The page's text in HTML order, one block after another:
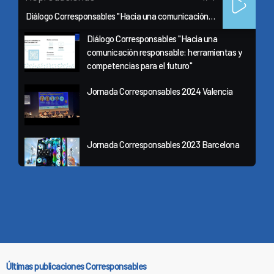
Diálogo Corresponsables "Hacia una comunicación responsable: herramientas y competencias para el futuro"
Diálogo Corresponsables "Hacia una
comunicación responsable: herramientas y
competencias para el futuro"
Jornada Corresponsables 2024 Valencia
Jornada Corresponsables 2023 Barcelona
Últimas publicaciones Corresponsables